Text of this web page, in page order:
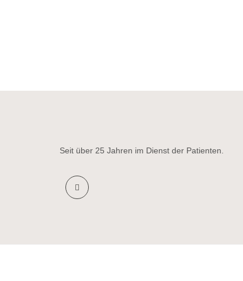
Seit über 25 Jahren im Dienst der Patienten.